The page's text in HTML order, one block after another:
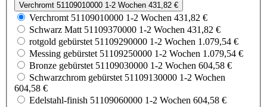
Verchromt 51109010000 1-2 Wochen 431,82 €
Verchromt 51109010000 1-2 Wochen 431,82 €
Schwarz Matt 51109370000 1-2 Wochen 431,82 €
rotgold gebürstet 51109290000 1-2 Wochen 1.079,54 €
Messing gebürstet 51109250000 1-2 Wochen 1.079,54 €
Bronze gebürstet 51109030000 1-2 Wochen 604,58 €
Schwarzchrom gebürstet 51109130000 1-2 Wochen
604,58 €
Edelstahl-finish 51109060000 1-2 Wochen 604,58 €